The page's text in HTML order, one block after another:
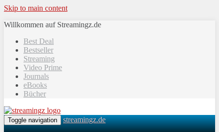
Skip to main content
Willkommen auf Streamingz.de
Best Deal
Bestseller
Streaming
Video Prime
Journals
eBooks
Bücher
Toggle navigation streamingz.de